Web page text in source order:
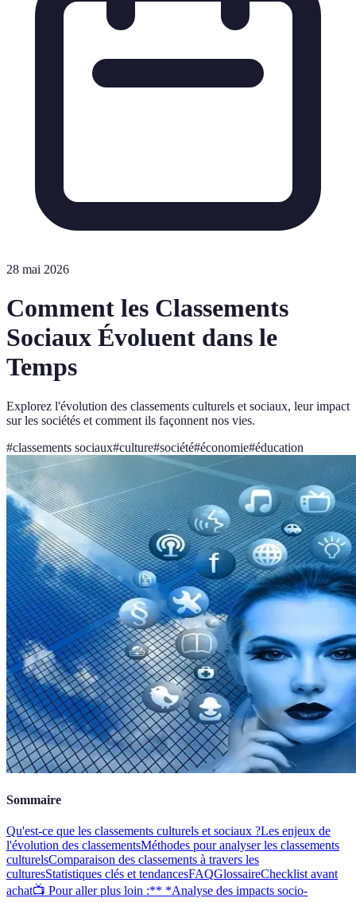
28 mai 2026
Comment les Classements
Sociaux Évoluent dans le
Temps
Explorez l'évolution des classements culturels et sociaux, leur impact
sur les sociétés et comment ils façonnent nos vies.
#classements sociaux#culture#société#économie#éducation
Sommaire
Qu'est-ce que les classements culturels et sociaux ?Les enjeux de
l'évolution des classementsMéthodes pour analyser les classements
culturelsComparaison des classements à travers les
culturesStatistiques clés et tendancesFAQGlossaireChecklist avant
achat📺 Pour aller plus loin :** *Analyse des impacts socio-